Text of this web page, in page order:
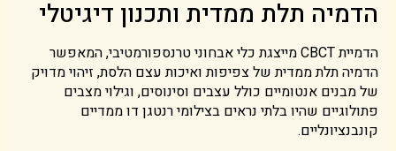
הדמיה תלת ממדית ותכנון דיגיטלי
הדמיית CBCT מייצגת כלי אבחוני טרנספורמטיבי, המאפשר
הדמיה תלת ממדית של צפיפות ואיכות עצם הלסת, זיהוי מדויק
של מבנים אנטומיים כולל עצבים וסינוסים, וגילוי מצבים
פתולוגיים שהיו בלתי נראים בצילומי רנטגן דו ממדיים
קונבנציונליים.